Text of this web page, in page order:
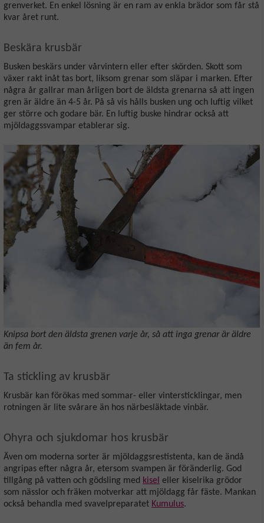
grenverket. En enkel lösning är en ram av enkla brädor som får stå
kvar året runt.
Beskära krusbär
Busken beskärs under vårvintern eller efter skörden. Skott som
växer rakt inåt tas bort, liksom grenar som släpar i marken. Efter
några år gallrar man årligen bort de äldsta grenarna så att ingen
gren är äldre än 4-5 år. På så vis hålls busken ung och luftig vilket
ger större och godare bär. En luftig buske hindrar också att
mjöldaggssvampar etablerar sig.
Knipsa bort den äldsta grenen varje år, så att inga grenar är äldre
än fem år.
Ta stickling av krusbär
Krusbär kan förökas med sommar- eller vintersticklingar, men
rotningen är lite svårare än hos närbesläktade vinbär.
Ohyra och sjukdomar hos krusbär
Även om moderna sorter är mjöldaggsrestistenta, kan de ändå
angripas efter några år, etersom svampen är föränderlig. God
tillgång på vatten och gödsling med kisel eller kiselrika grödor
som nässlor och fräken motverkar att mjöldagg får fäste. Mankan
också behandla med svavelpreparatet Kumulus.